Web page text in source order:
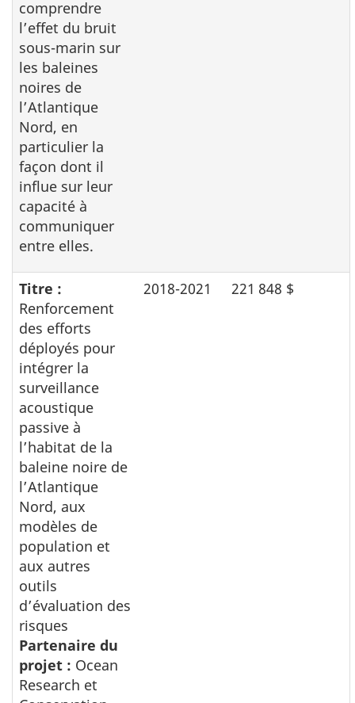
comprendre
l’effet du bruit
sous-marin sur
les baleines
noires de
l’Atlantique
Nord, en
particulier la
façon dont il
influe sur leur
capacité à
communiquer
entre elles.
Titre :
Renforcement
des efforts
déployés pour
intégrer la
surveillance
acoustique
passive à
l’habitat de la
baleine noire de
l’Atlantique
Nord, aux
modèles de
population et
aux autres
outils
d’évaluation des
risques
Partenaire du
projet : Ocean
Research et
2018-2021 221 848 $